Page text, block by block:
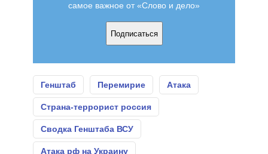
самое важное от «Слово и дело»
Подписаться
Генштаб Перемирие Атака
Страна-террорист россия
Сводка Генштаба ВСУ
Атака рф на Украину